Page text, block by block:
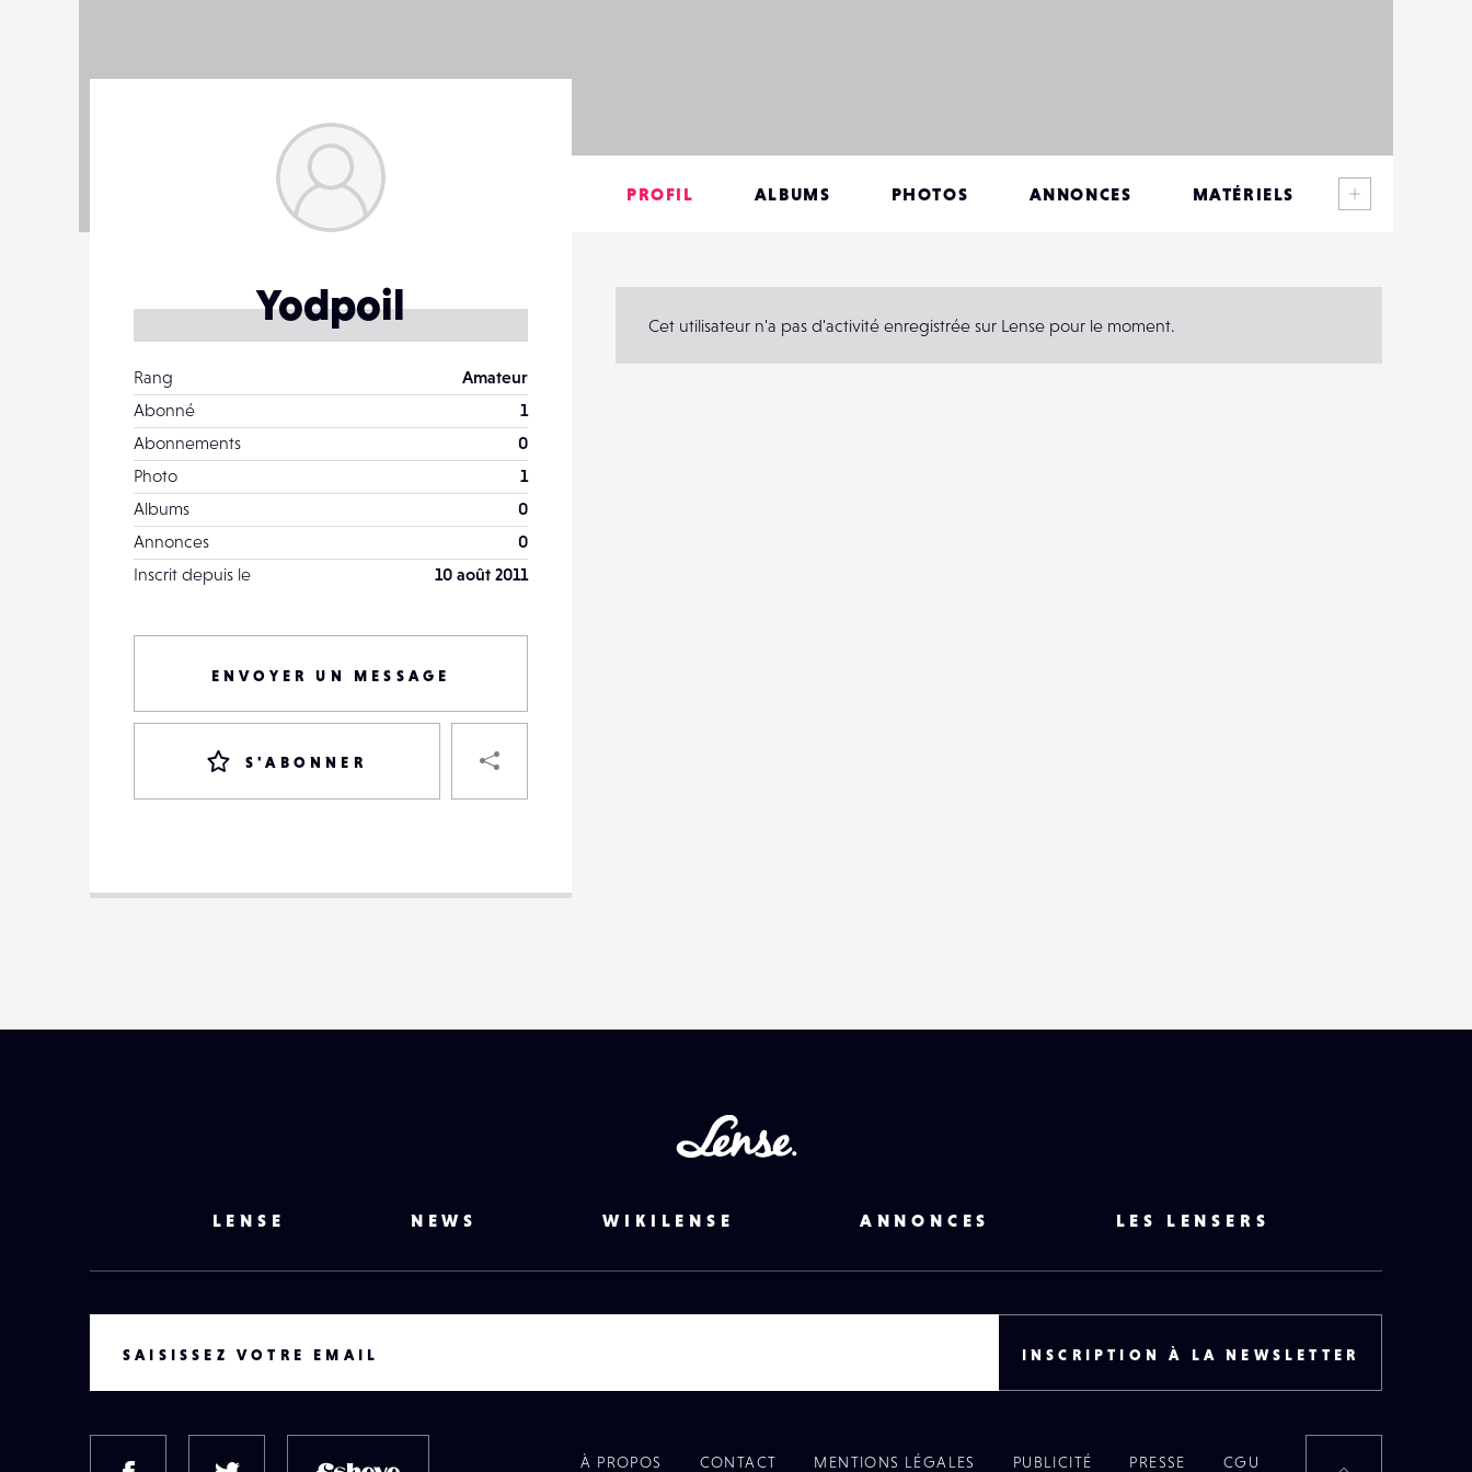
Yodpoil
Rang
Amateur
Abonné
1
Abonnements
0
Photo
1
Albums
0
Annonces
0
Inscrit depuis le
10 août 2011
ENVOYER UN MESSAGE
S'ABONNER
DESTINATAIRE
VOTRE
EMAIL
PROFIL ALBUMS PHOTOS ANNONCES MATÉRIELS
ÉVÉNEMENTS
Cet utilisateur n'a pas d'activité enregistrée sur Lense pour le moment.
LENSE NEWS WIKILENSE ANNONCES LES LENSERS
SAISISSEZ VOTRE EMAIL INSCRIPTION À LA NEWSLETTER
À PROPOS CONTACT MENTIONS LÉGALES PUBLICITÉ PRESSE CGU